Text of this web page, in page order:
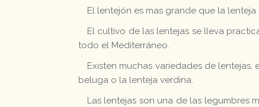
El lentejón es mas grande que la
El cultivo de las lentejas se lleva
todo el Mediterráneo.
Existen muchas variedades de
beluga o la lenteja verdina.
Las lentejas son una de las legumbres